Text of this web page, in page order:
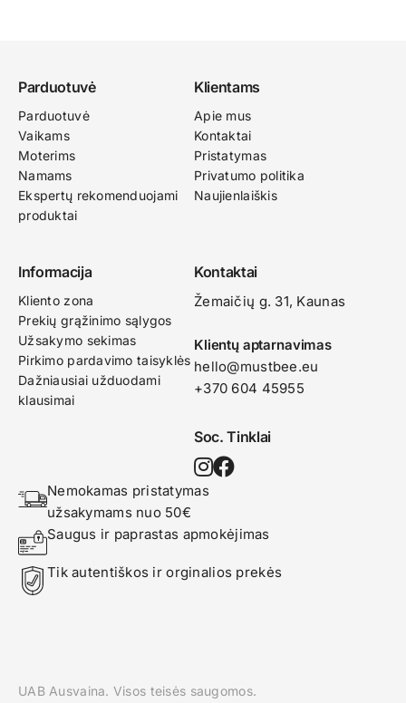
Parduotuvė
Parduotuvė
Vaikams
Moterims
Namams
Ekspertų rekomenduojami
produktai
Klientams
Apie mus
Kontaktai
Pristatymas
Privatumo politika
Naujienlaiškis
Informacija
Kliento zona
Prekių grąžinimo sąlygos
Užsakymo sekimas
Pirkimo pardavimo taisyklės
Dažniausiai užduodami
klausimai
Kontaktai
Žemaičių g. 31, Kaunas​
Klientų aptarnavimas
hello@mustbee.eu
+370 604 45955
Soc. Tinklai
Nemokamas pristatymas
užsakymams nuo 50€
Saugus ir paprastas apmokėjimas
Tik autentiškos ir orginalios prekės
UAB Ausvaina. Visos teisės saugomos.